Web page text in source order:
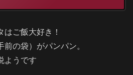
ご飯大好き！
の袋）がパンパン。
ようです